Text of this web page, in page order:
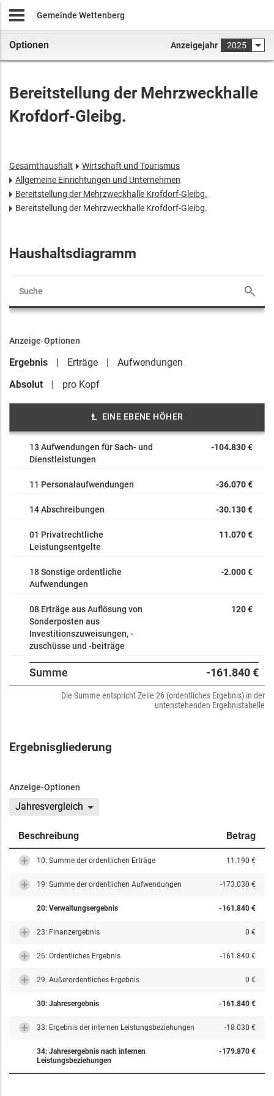
Gemeinde Wettenberg
Optionen Anzeigejahr 2025
Bereitstellung der Mehrzweckhalle
Krofdorf-Gleibg.
Gesamthaushalt
Wirtschaft und Tourismus
Allgemeine Einrichtungen und Unternehmen
Bereitstellung der Mehrzweckhalle Krofdorf-Gleibg.
Bereitstellung der Mehrzweckhalle Krofdorf-Gleibg.
Haushaltsdiagramm
Anzeige-Optionen
Ergebnis Erträge
Aufwendungen
Absolut
pro Kopf
EINE EBENE HÖHER
13 Aufwendungen für Sach- und
Dienstleistungen
-104.830 €
11 Personalaufwendungen -36.070 €
14 Abschreibungen -30.130 €
01 Privatrechtliche
Leistungsentgelte
11.070 €
18 Sonstige ordentliche
Aufwendungen
-2.000 €
08 Erträge aus Auflösung von
Sonderposten aus
Investitionszuweisungen, -
zuschüsse und -beiträge
120 €
Summe -161.840 €
Die Summe entspricht Zeile 26 (ordentliches Ergebnis) in der
untenstehenden Ergebnistabelle
Ergebnisgliederung
Anzeige-Optionen
Jahresvergleich
Beschreibung Betrag
10: Summe der ordentlichen Erträge 11.190 €
19: Summe der ordentlichen Aufwendungen -173.030 €
20: Verwaltungsergebnis -161.840 €
23: Finanzergebnis 0 €
26: Ordentliches Ergebnis -161.840 €
29: Außerordentliches Ergebnis 0 €
30: Jahresergebnis -161.840 €
33: Ergebnis der internen Leistungsbeziehungen -18.030 €
34: Jahresergebnis nach internen
Leistungsbeziehungen
-179.870 €